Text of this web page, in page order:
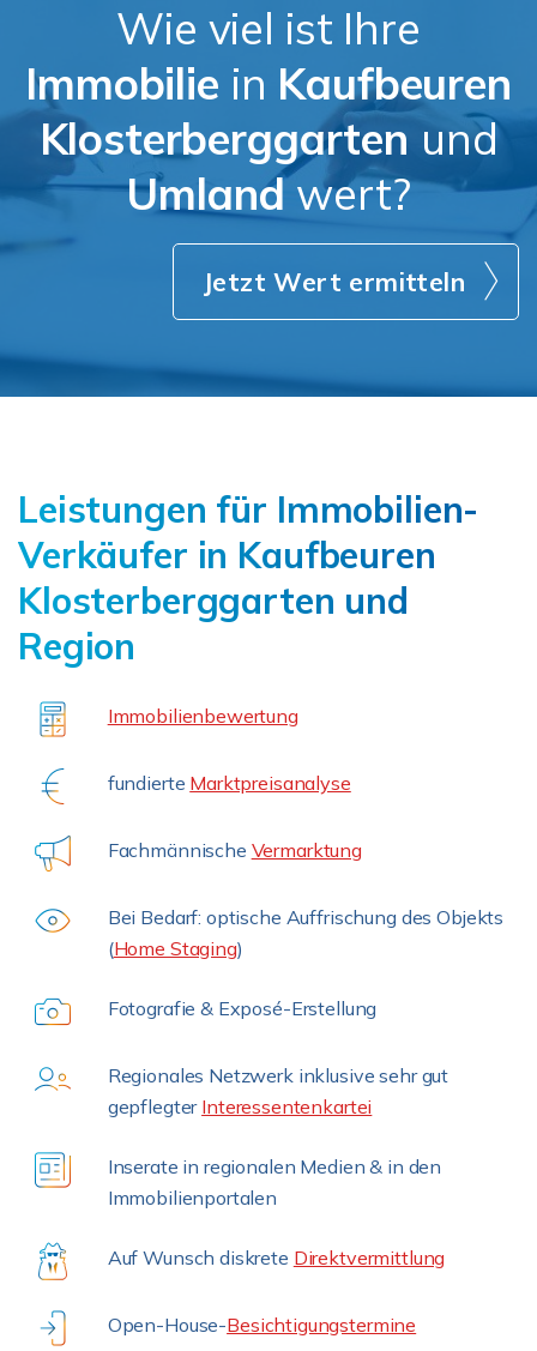
Wie viel ist Ihre
Immobilie in Kaufbeuren
Klosterberggarten und
Umlandwert?
Jetzt Wert ermitteln
Leistungen für Immobilien-
Verkäufer in Kaufbeuren
Klosterberggarten und
Region
Immobilienbewertung
fundierte Marktpreisanalyse
Fachmännische Vermarktung
Bei Bedarf: optische Auffrischung des Objekts
(Home Staging)
Fotografie & Exposé-Erstellung
Regionales Netzwerk inklusive sehr gut
gepflegter Interessentenkartei
Inserate in regionalen Medien & in den
Immobilienportalen
Auf Wunsch diskrete Direktvermittlung
Open-House-Besichtigungstermine